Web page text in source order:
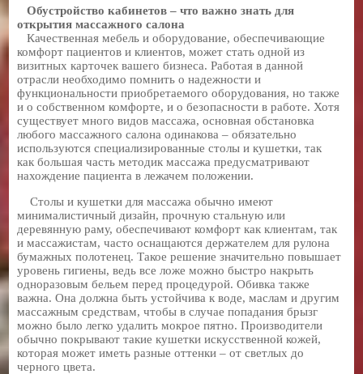
Обустройство кабинетов – что важно знать для
открытия массажного салона
Качественная мебель и оборудование, обеспечивающие
комфорт пациентов и клиентов, может стать одной из
визитных карточек вашего бизнеса. Работая в данной
отрасли необходимо помнить о надежности и
функциональности приобретаемого оборудования, но также
и о собственном комфорте, и о безопасности в работе. Хотя
существует много видов массажа, основная обстановка
любого массажного салона одинакова – обязательно
используются специализированные столы и кушетки, так
как большая часть методик массажа предусматривают
нахождение пациента в лежачем положении.
Столы и кушетки для массажа обычно имеют
минималистичный дизайн, прочную стальную или
деревянную раму, обеспечивают комфорт как клиентам, так
и массажистам, часто оснащаются держателем для рулона
бумажных полотенец. Такое решение значительно повышает
уровень гигиены, ведь все ложе можно быстро накрыть
одноразовым бельем перед процедурой. Обивка также
важна. Она должна быть устойчива к воде, маслам и другим
массажным средствам, чтобы в случае попадания брызг
можно было легко удалить мокрое пятно. Производители
обычно покрывают такие кушетки искусственной кожей,
которая может иметь разные оттенки – от светлых до
черного цвета.